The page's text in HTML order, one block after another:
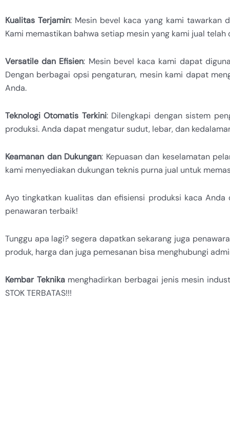
Kualitas Terjamin: Mesin bevel kaca yang kami tawarkan
Kami memastikan bahwa setiap mesin yang kami jual
Versatile dan Efisien: Mesin bevel kaca kami dapat
Dengan berbagai opsi pengaturan, mesin kami dapat
Anda.
Teknologi Otomatis Terkini: Dilengkapi dengan sistem
produksi. Anda dapat mengatur sudut, lebar, dan
Keamanan dan Dukungan: Kepuasan dan keselamatan
kami menyediakan dukungan teknis purna jual untuk
Ayo tingkatkan kualitas dan efisiensi produksi kaca
penawaran terbaik!
Tunggu apa lagi? segera dapatkan sekarang juga
produk, harga dan juga pemesanan bisa menghubungi
Kembar Teknikamenghadirkan berbagai jenis mesin
STOK TERBATAS!!!